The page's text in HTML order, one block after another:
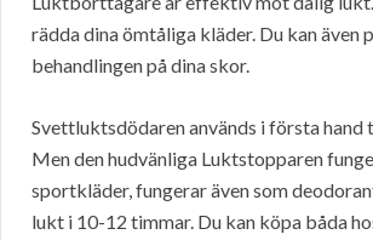
rädda dina ömtåliga kläder. Du kan även
behandlingen på dina skor.
Svettluktsdödaren används i första
Men den hudvänliga Luktstopparen
sportkläder, fungerar även som
lukt i 10-12 timmar. Du kan köpa båda